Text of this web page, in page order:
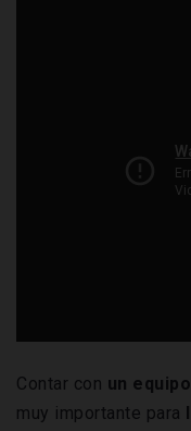
Contar con un
muy importante para